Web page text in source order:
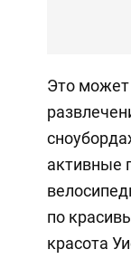
Это может
активные
по
красота